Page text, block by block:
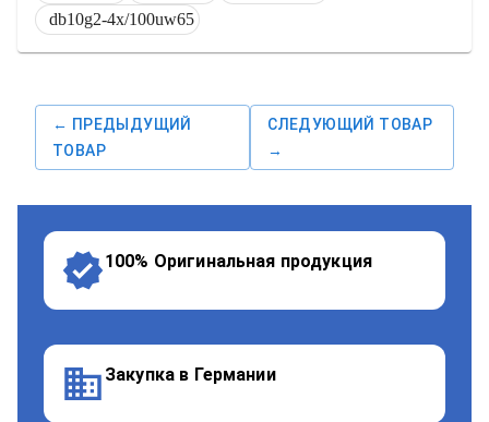
db10g2-4x/100uw65
← ПРЕДЫДУЩИЙ
ТОВАР
СЛЕДУЮЩИЙ ТОВАР
→
100% Оригинальная продукция
Закупка в Германии